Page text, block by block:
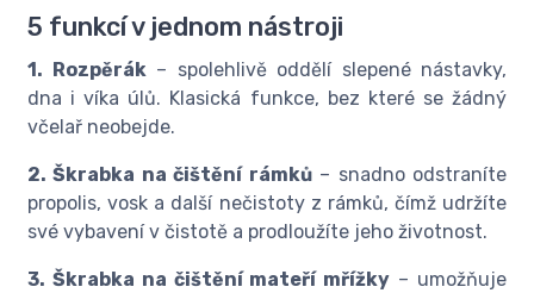
5 funkcí v jednom nástroji
1. Rozpěrák– spolehlivě oddělí slepené nástavky,
dna i víka úlů. Klasická funkce, bez které se žádný
včelař neobejde.
2. Škrabka na čištění rámků– snadno odstraníte
propolis, vosk a další nečistoty z rámků, čímž udržíte
své vybavení v čistotě a prodloužíte jeho životnost.
3. Škrabka na čištění mateří mřížky – umožňuje